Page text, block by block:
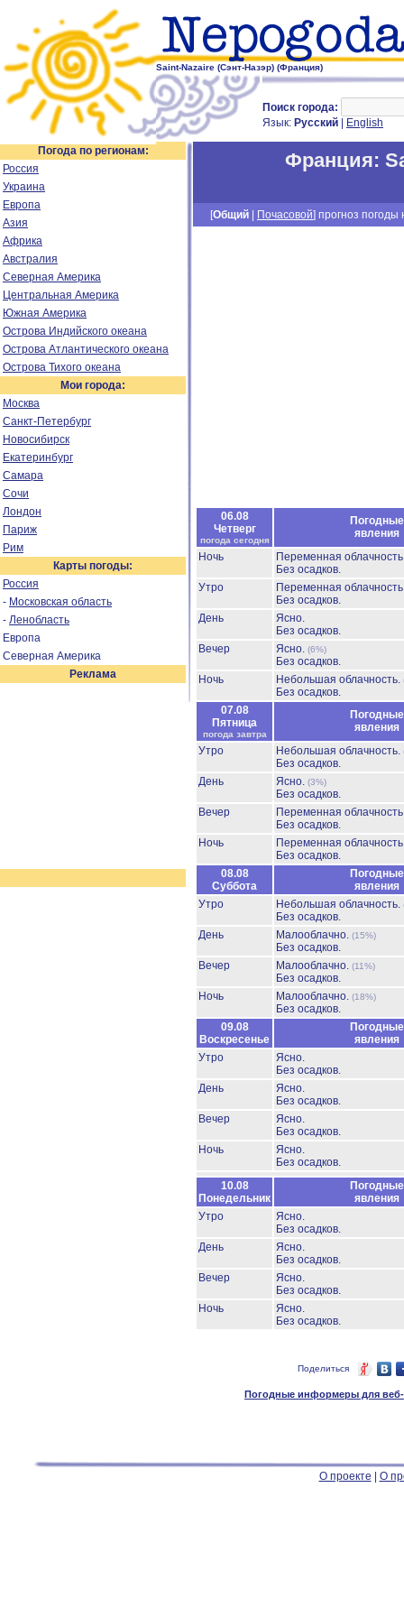
Saint-Nazaire (Сэнт-Назэр) (Франция)
Поиск города:
Язык: Русский English
Погода по регионам:
Россия
Украина
Европа
Азия
Африка
Австралия
Северная Америка
Центральная Америка
Южная Америка
Острова Индийского океана
Острова Атлантического океана
Острова Тихого океана
Мои города:
Москва
Санкт-Петербург
Новосибирск
Екатеринбург
Самара
Сочи
Лондон
Париж
Рим
Карты погоды:
Россия
- Московская область
- Ленобласть
Европа
Северная Америка
Реклама
Франция:
[Общий Почасовой] прогноз погоды
06.08
Четверг
погода сегодня
Погодные
явления
Ночь
Переменная
Без осадков.
Утро
Переменная
Без осадков.
День
Ясно.
Без осадков.
Вечер
Ясно. (6%)
Без осадков.
Ночь
Небольшая облачность.
Без осадков.
07.08
Пятница
погода завтра
Погодные
явления
Утро
Небольшая облачность.
Без осадков.
День
Ясно. (3%)
Без осадков.
Вечер
Переменная
Без осадков.
Ночь
Переменная
Без осадков.
08.08
Суббота
Погодные
явления
Утро
Небольшая облачность.
Без осадков.
День
Малооблачно. (15%)
Без осадков.
Вечер
Малооблачно. (11%)
Без осадков.
Ночь
Малооблачно. (18%)
Без осадков.
09.08
Воскресенье
Погодные
явления
Утро
Ясно.
Без осадков.
День
Ясно.
Без осадков.
Вечер
Ясно.
Без осадков.
Ночь
Ясно.
Без осадков.
10.08
Понедельник
Погодные
явления
Утро
Ясно.
Без осадков.
День
Ясно.
Без осадков.
Вечер
Ясно.
Без осадков.
Ночь
Ясно.
Без осадков.
Поделиться
Погодные информеры для веб-
О проекте О